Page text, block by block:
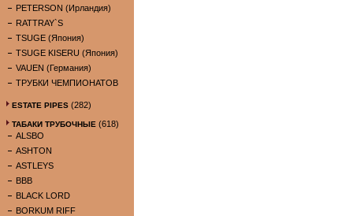
PETERSON (Ирландия)
RATTRAY`S
TSUGE (Япония)
TSUGE KISERU (Япония)
VAUEN (Германия)
ТРУБКИ ЧЕМПИОНАТОВ
ESTATE PIPES (282)
ТАБАКИ ТРУБОЧНЫЕ (618)
ALSBO
ASHTON
ASTLEYS
BBB
BLACK LORD
BORKUM RIFF